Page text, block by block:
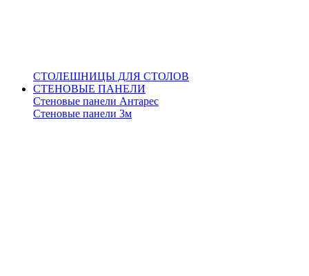
СТОЛЕШНИЦЫ ДЛЯ СТОЛОВ
СТЕНОВЫЕ ПАНЕЛИ
Стеновые панели Антарес
Стеновые панели 3м